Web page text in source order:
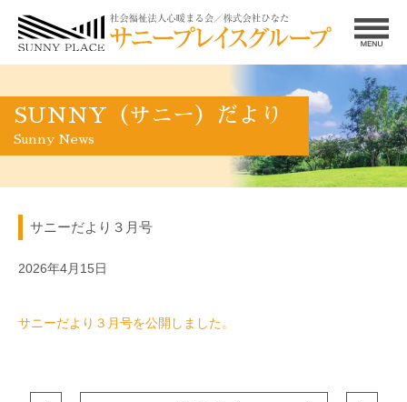
SUNNY（サニー）だより
Sunny News
サニーだより３月号
2026年4月15日
サニーだより３月号を公開しました。